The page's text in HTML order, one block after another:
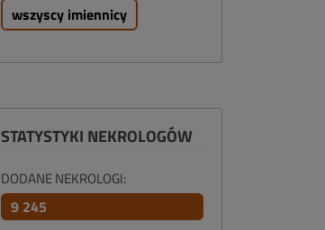
wszyscy imiennicy
STATYSTYKI NEKROLOGÓW
DODANE NEKROLOGI:
9 245